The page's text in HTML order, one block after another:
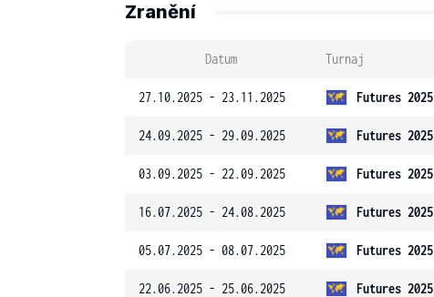
Zranění
Datum Turnaj
27.10.2025 - 23.11.2025 Futures 2025
24.09.2025 - 29.09.2025 Futures 2025
03.09.2025 - 22.09.2025 Futures 2025
16.07.2025 - 24.08.2025 Futures 2025
05.07.2025 - 08.07.2025 Futures 2025
22.06.2025 - 25.06.2025 Futures 2025